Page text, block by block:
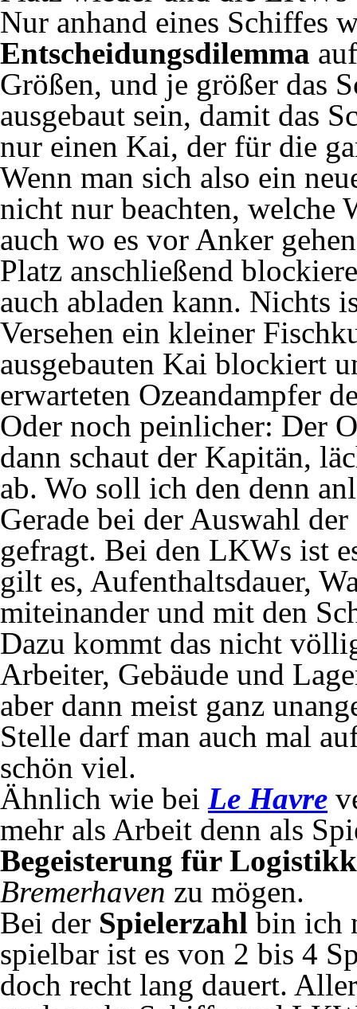
Nur anhand eines Schiffes
Entscheidungsdilemma
Größen, und je größer das
ausgebaut sein, damit das
nur einen Kai, der für die
Wenn man sich also ein
nicht nur beachten, welche
auch wo es vor Anker
Platz anschließend
auch abladen kann. Nichts
Versehen ein kleiner
ausgebauten Kai blockiert
erwarteten Ozeandampfer
Oder noch peinlicher: Der
dann schaut der Kapitän,
ab. Wo soll ich den denn
Gerade bei der Auswahl
gefragt. Bei den LKWs ist
gilt es, Aufenthaltsdauer,
miteinander und mit den
Dazu kommt das nicht
Arbeiter, Gebäude und
aber dann meist ganz
Stelle darf man auch mal
schön viel.
Ähnlich wie bei Le Havre
mehr als Arbeit denn als
Begeisterung für
Bremerhaven zu mögen.
Bei der Spielerzahl bin ich
spielbar ist es von 2 bis 4
doch recht lang dauert.